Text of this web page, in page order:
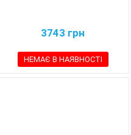
3743 грн
НЕМАЄ В НАЯВНОСТІ